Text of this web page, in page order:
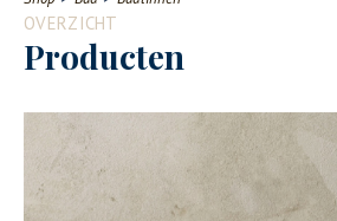
Contact
OVERZICHT
Producten